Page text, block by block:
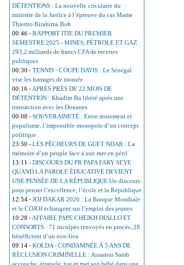
DÉTENTIONS : La nouvelle circulaire du
ministre de la Justice à l’épreuve du cas Mame
Thierno Birahima Bob
00:46 - RAPPORT ITIE DU PREMIER
SEMESTRE 2025 - MINES, PÉTROLE ET GAZ
293,2 milliards de francs CFA de recettes
publiques
00:30 - TENNIS - COUPE DAVIS : Le Sénégal
vise les barrages de montée
00:16 - APRÈS PRÈS DE 22 MOIS DE
DÉTENTION : Khadim Ba libéré après une
transaction avec les Douanes
00:08 - SOUVERAINETÉ : Entre reniement et
populisme, l’impossible monopole d’un concept
politique
23:50 - LES PÊCHEURS DE GUET NDAR : La
mémoire d’un peuple face à une mer en péril
13:11 - DISCOURS DU PR PAPA FARY SEYE :
QUAND LA PAROLE ÉDUCATIVE DEVIENT
UNE PENSÉE DE LA RÉPUBLIQUE Un discours
pour penser l’excellence, l’école et la République
12:54 - JOJ DAKAR 2026 : La Banque Mondiale
et le COJOJ échangent sur l’emploi des jeunes
10:28 - AFFAIRE PAPE CHEIKH DIALLO ET
CONSORTS : 71 inculpés renvoyés en procès, 28
bénéficient d’un non-lieu
09:14 - KOLDA - CONDAMNÉE À 5 ANS DE
RÉCLUSION CRIMINELLE : Aissatou Samb